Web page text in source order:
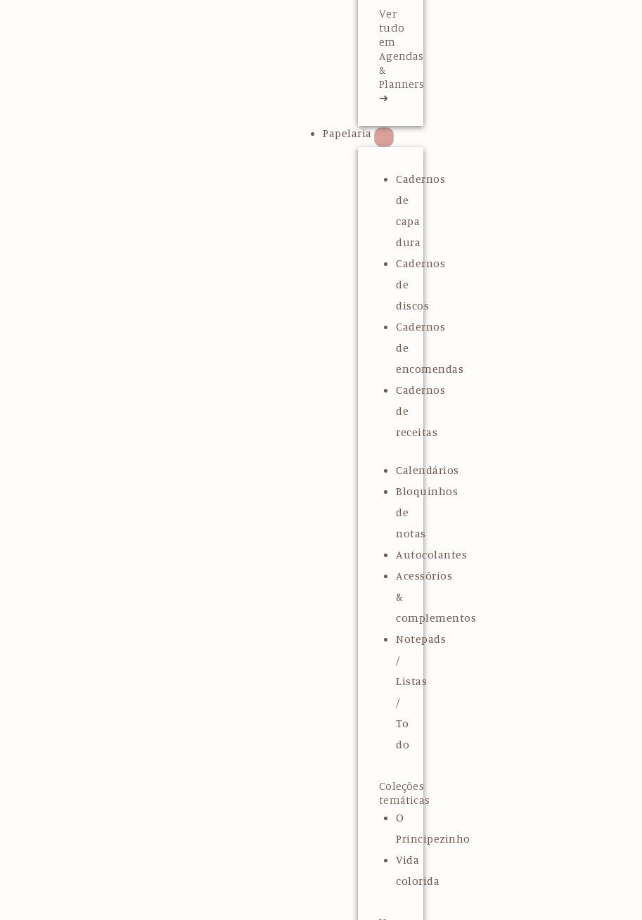
Ver
tudo
em
Agendas
&
Planners
➜
Papelaria
Cadernos
de
capa
dura
Cadernos
de
discos
Cadernos
de
encomendas
Cadernos
de
receitas
Calendários
Bloquinhos
de
notas
Autocolantes
Acessórios
&
complementos
Notepads
/
Listas
/
To
do
Coleções
temáticas
O
Principezinho
Vida
colorida